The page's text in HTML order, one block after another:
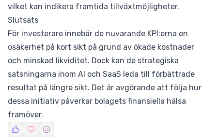
vilket kan indikera framtida tillväxtmöjligheter.
Slutsats
För investerare innebär de nuvarande KPI:erna en
osäkerhet på kort sikt på grund av ökade kostnader
och minskad likviditet. Dock kan de strategiska
satsningarna inom AI och SaaS leda till förbättrade
resultat på längre sikt. Det är avgörande att följa hur
dessa initiativ påverkar bolagets finansiella hälsa
framöver.